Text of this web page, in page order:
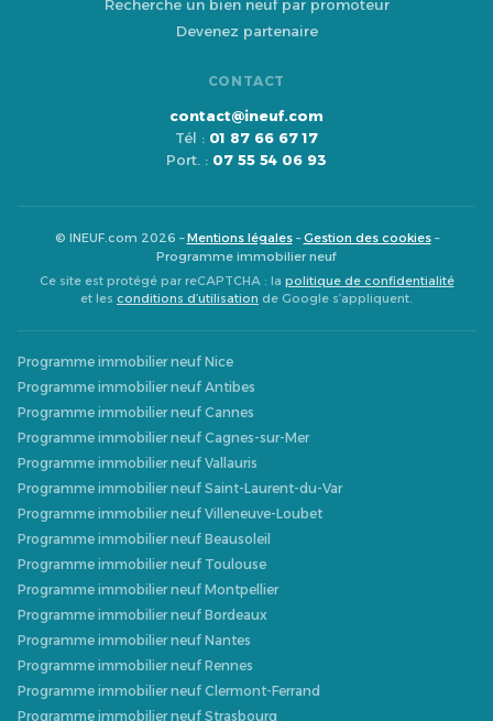
Recherche un bien neuf par promoteur
Devenez partenaire
CONTACT
contact@ineuf.com
Tél : 01 87 66 67 17
Port. : 07 55 54 06 93
© INEUF.com 2026 –Mentions légales–Gestion des cookies–
Programme immobilier neuf
Ce site est protégé par reCAPTCHA : la politique de confidentialité
et les conditions d’utilisation de Google s’appliquent.
Programme immobilier neuf Nice
Programme immobilier neuf Antibes
Programme immobilier neuf Cannes
Programme immobilier neuf Cagnes-sur-Mer
Programme immobilier neuf Vallauris
Programme immobilier neuf Saint-Laurent-du-Var
Programme immobilier neuf Villeneuve-Loubet
Programme immobilier neuf Beausoleil
Programme immobilier neuf Toulouse
Programme immobilier neuf Montpellier
Programme immobilier neuf Bordeaux
Programme immobilier neuf Nantes
Programme immobilier neuf Rennes
Programme immobilier neuf Clermont-Ferrand
Programme immobilier neuf Strasbourg